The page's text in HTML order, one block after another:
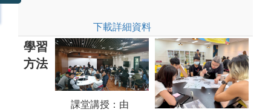
下載詳細資料
學習
方法
課堂講授：由
團隊學習：透